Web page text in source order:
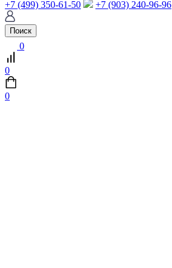
+7 (499) 350-61-50 +7 (903) 240-96-96
Поиск
0
0
0